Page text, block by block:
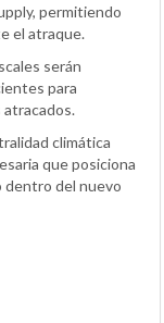
permitiendo
el atraque.
serán
para
climática
que posiciona
dentro del nuevo